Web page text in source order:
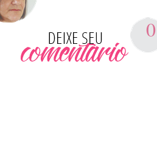
0